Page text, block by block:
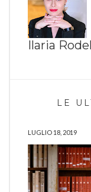
Ilaria
LE
LUGLIO 18, 2019